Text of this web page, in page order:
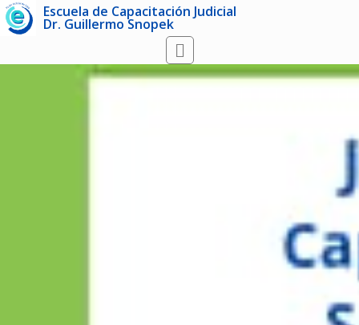
Escuela de Capacitación Judicial
Dr. Guillermo Snopek